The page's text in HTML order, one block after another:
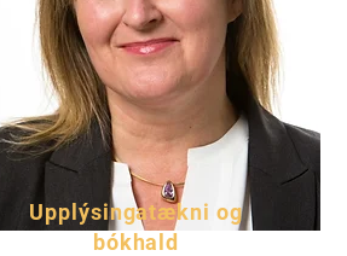
Upplýsingatækni og
bókhald